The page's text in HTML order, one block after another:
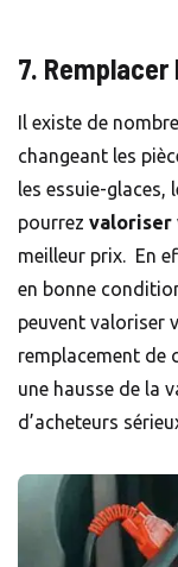
7. Remplacer
Il existe de
changeant les
les essuie-glaces,
pourrez valoriser
meilleur prix. En
en bonne
peuvent valoriser
remplacement de
une hausse de la
d’acheteurs